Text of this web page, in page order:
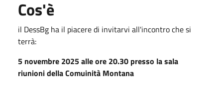
Cos'è
il DessBg ha il piacere di invitarvi all'incontro che si
terrà:
5 novembre 2025 alle ore 20.30 presso la sala
riunioni della Comuinità Montana